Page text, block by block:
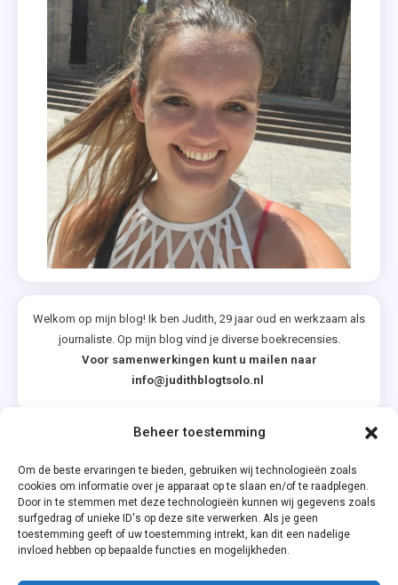
Beheer toestemming
Om de beste ervaringen te bieden, gebruiken wij technologieën zoals
cookies om informatie over je apparaat op te slaan en/of te raadplegen.
Door in te stemmen met deze technologieën kunnen wij gegevens zoals
surfgedrag of unieke ID's op deze site verwerken. Als je geen
toestemming geeft of uw toestemming intrekt, kan dit een nadelige
invloed hebben op bepaalde functies en mogelijkheden.
Welkom op mijn blog! Ik ben Judith, 29 jaar oud en werkzaam als
journaliste. Op mijn blog vind je diverse boekrecensies.
Voor samenwerkingen kunt u mailen naar
info@judithblogtsolo.nl